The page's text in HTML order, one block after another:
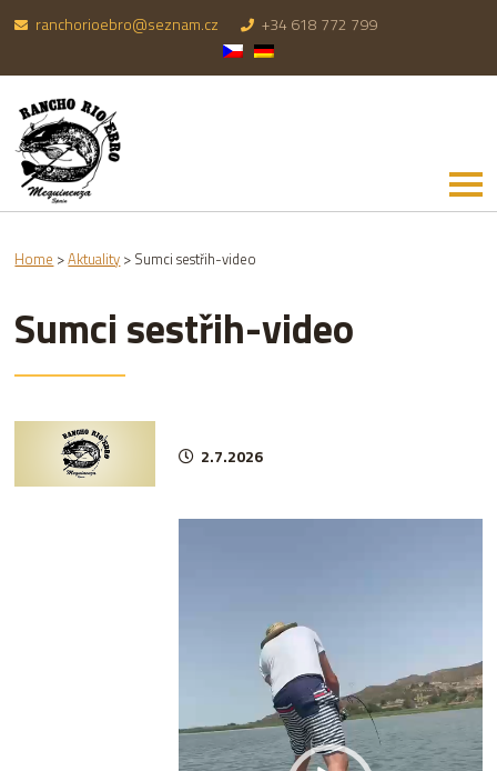
ranchorioebro@seznam.cz +34 618 772 799
Home >Aktuality > Sumci sestřih-video
Sumci sestřih-video
2.7.2026